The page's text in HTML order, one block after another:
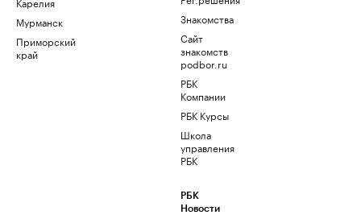
Мурманск
Приморский
край
Знакомства
Сайт
знакомств
podbor.ru
РБК
Компании
РБК Курсы
Школа
управления
РБК
РБК
Новости